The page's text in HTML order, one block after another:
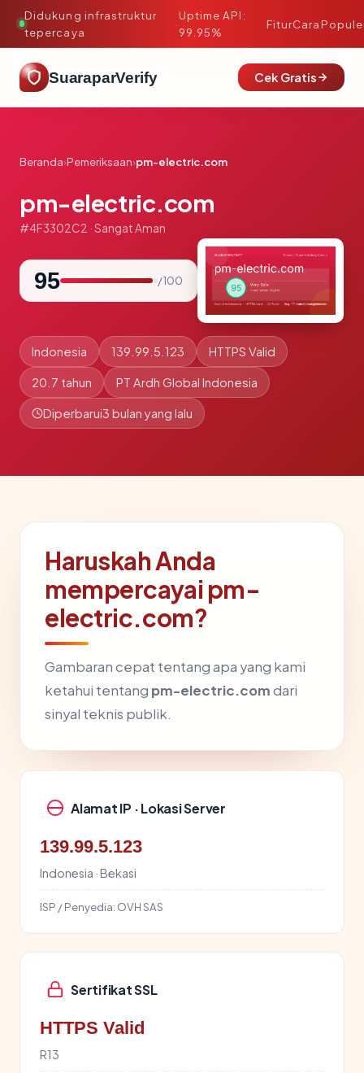
Didukung infrastruktur
tepercaya
·
Uptime API:
99.95%
FiturCara
SuaraparVerify Cek Gratis
Beranda›Pemeriksaan›pm-electric.com
pm-electric.com
#4F3302C2 · Sangat Aman
95 / 100
Indonesia 139.99.5.123 HTTPS Valid
20.7 tahun PT Ardh Global Indonesia
Diperbarui3 bulan yang lalu
Haruskah Anda
mempercayai pm-
electric.com?
Gambaran cepat tentang apa yang kami
ketahui tentang pm-electric.comdari
sinyal teknis publik.
Alamat IP · Lokasi Server
139.99.5.123
Indonesia · Bekasi
ISP / Penyedia: OVH SAS
Sertifikat SSL
HTTPS Valid
R13